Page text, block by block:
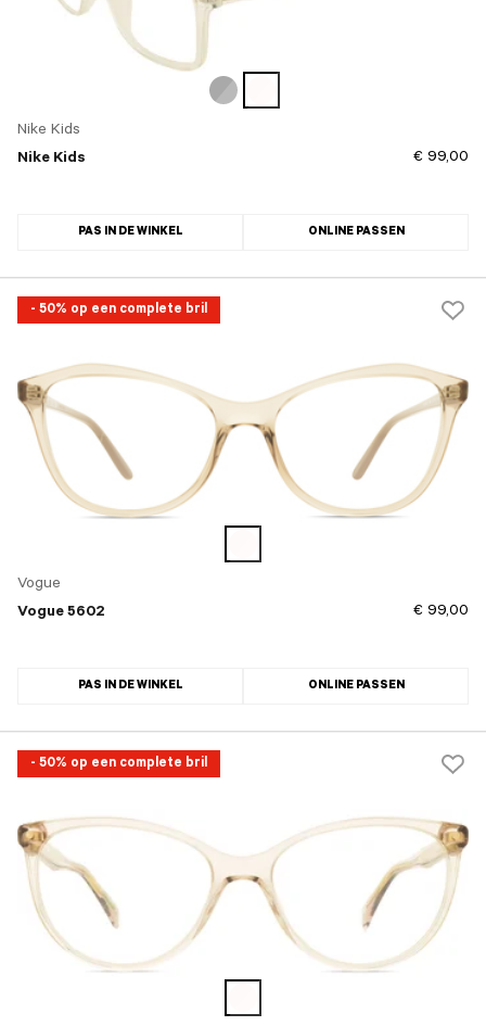
Nike Kids
Nike Kids
€ 99,00
PAS IN DE WINKEL ONLINE PASSEN
- 50% op een complete bril
Vogue
Vogue 5602
€ 99,00
PAS IN DE WINKEL ONLINE PASSEN
- 50% op een complete bril